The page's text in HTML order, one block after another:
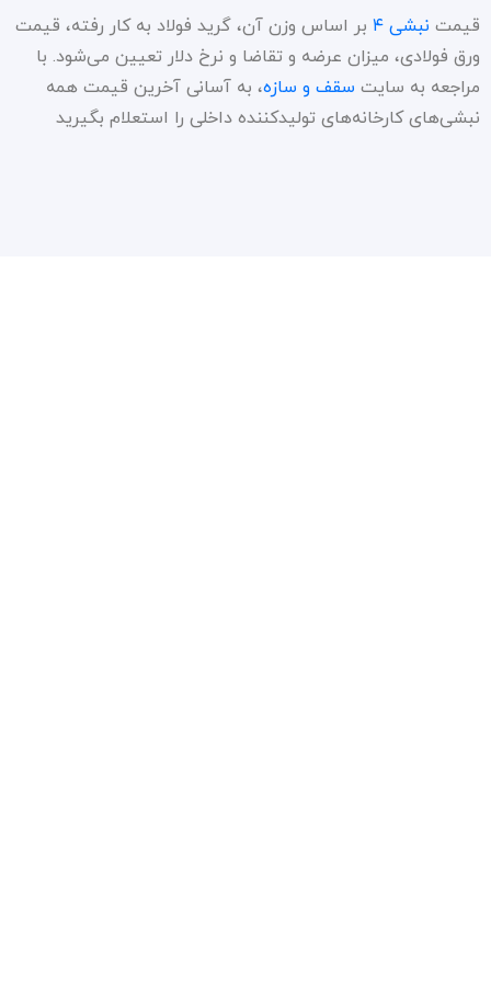
قیمت نبشی ۴
بر اساس وزن آن، گرید فولاد به کار رفته، قیمت
ورق فولادی، میزان عرضه و تقاضا و نرخ دلار تعیین می‌شود. با
مراجعه به سایت سقف و سازه، به آسانی آخرین قیمت همه
نبشی‌های کارخانه‌های تولیدکننده داخلی را استعلام بگیرید